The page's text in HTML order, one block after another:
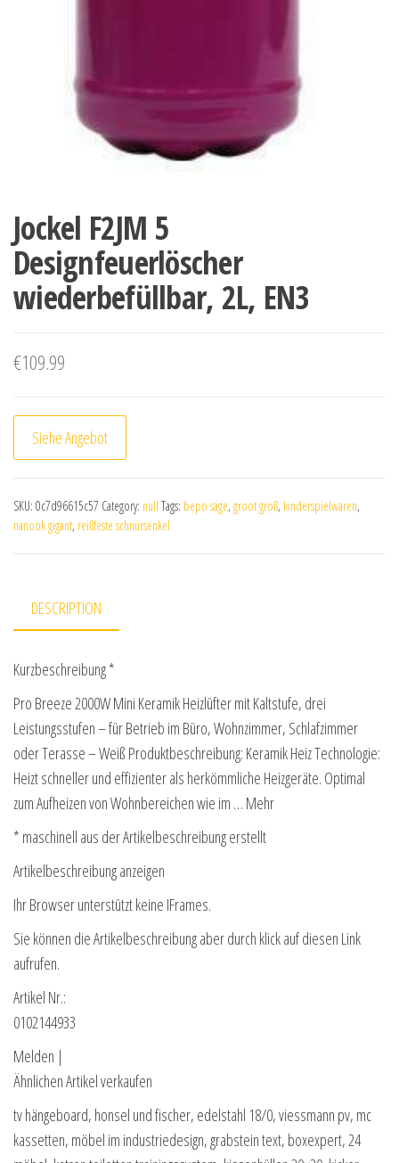
Jockel F2JM 5
Designfeuerlöscher
wiederbefüllbar, 2L, EN3
€109.99
Siehe Angebot
SKU: 0c7d96615c57 Category: null Tags: bepo säge, groot groß, kinderspielwaren,
nanook gigant, reißfeste schnürsenkel
DESCRIPTION
Kurzbeschreibung *
Pro Breeze 2000W Mini Keramik Heizlüfter mit Kaltstufe, drei
Leistungsstufen – für Betrieb im Büro, Wohnzimmer, Schlafzimmer
oder Terasse – Weiß Produktbeschreibung: Keramik Heiz Technologie:
Heizt schneller und effizienter als herkömmliche Heizgeräte. Optimal
zum Aufheizen von Wohnbereichen wie im … Mehr
* maschinell aus der Artikelbeschreibung erstellt
Artikelbeschreibung anzeigen
Ihr Browser unterstützt keine IFrames.
Sie können die Artikelbeschreibung aber durch klick auf diesen Link
aufrufen.
Artikel Nr.:
0102144933
Melden |
Ähnlichen Artikel verkaufen
tv hängeboard, honsel und fischer, edelstahl 18/0, viessmann pv, mc
kassetten, möbel im industriedesign, grabstein text, boxexpert, 24